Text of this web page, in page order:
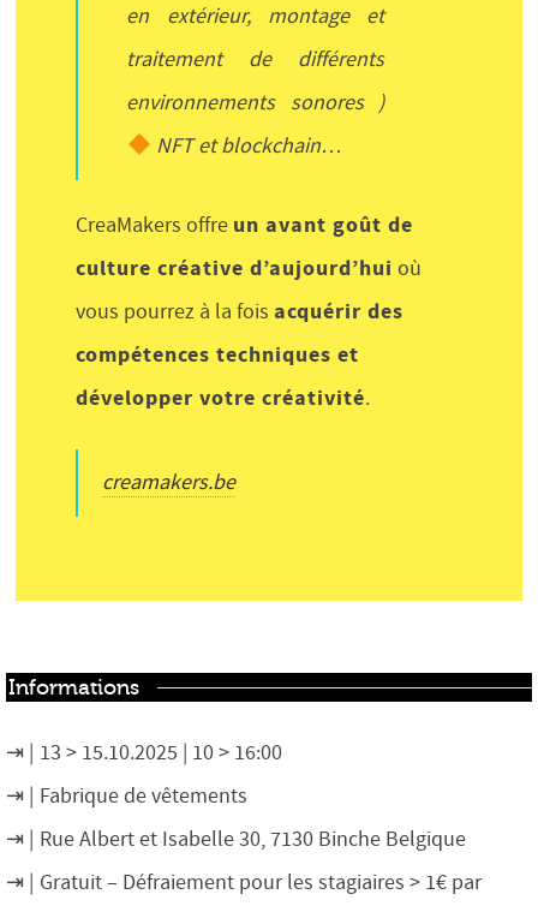
en extérieur, montage et
traitement de différents
environnements sonores )
NFT et blockchain…
CreaMakers offre un avant goût de
culture créative d’aujourd’hui où
vous pourrez à la fois acquérir des
compétences techniques et
développer votre créativité.
creamakers.be
Informations
13 > 15.10.2025 | 10 > 16:00
Fabrique de vêtements
Rue Albert et Isabelle 30, 7130 Binche Belgique
Gratuit – Défraiement pour les stagiaires > 1€ par